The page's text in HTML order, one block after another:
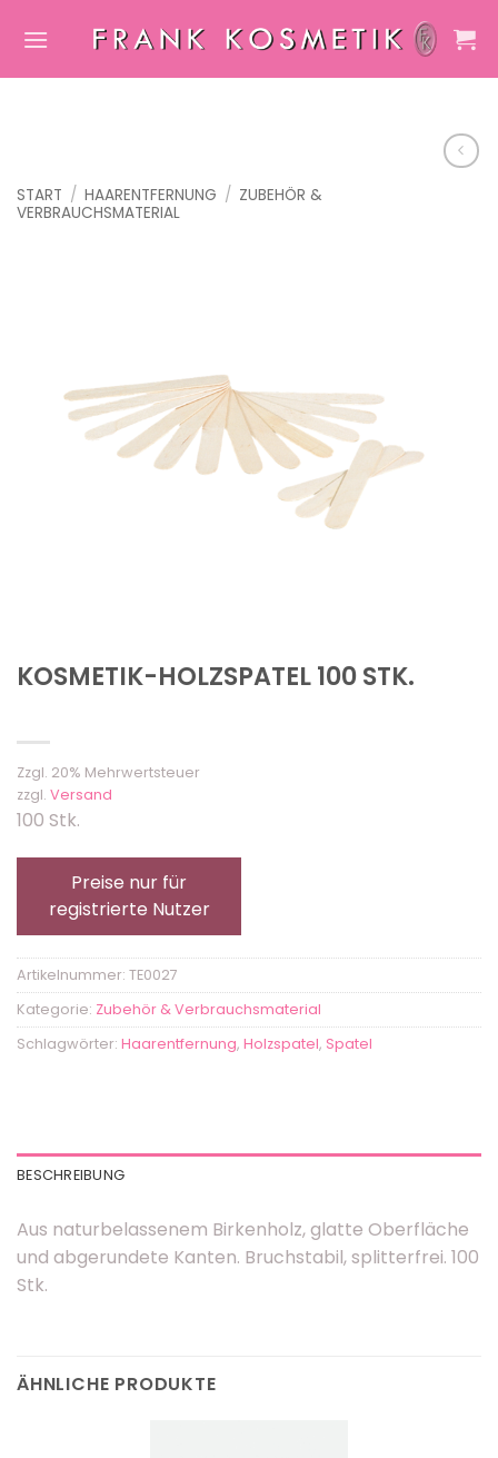
Inhalt
START / HAARENTFERNUNG / ZUBEHÖR &
VERBRAUCHSMATERIAL
KOSMETIK-HOLZSPATEL 100 STK.
Zzgl. 20% Mehrwertsteuer
zzgl. Versand
100 Stk.
Preise nur für
registrierte Nutzer
Artikelnummer: TE0027
Kategorie: Zubehör & Verbrauchsmaterial
Schlagwörter: Haarentfernung, Holzspatel, Spatel
BESCHREIBUNG
Aus naturbelassenem Birkenholz, glatte Oberfläche
und abgerundete Kanten. Bruchstabil, splitterfrei. 100
Stk.
ÄHNLICHE PRODUKTE